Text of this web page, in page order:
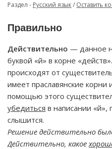
Раздел - Русский язык/ Оставить
Правильно
Действительно — данное
буквой «й» в корне
происходят от
имеет праславянские корни
помощью этого
убедиться в написании «й»,
слышится.
Решение действительно
Действительно, какое